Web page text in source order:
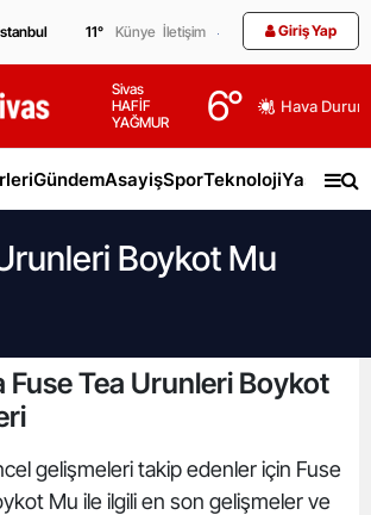
11° Künye İletişim Giriş Yap
Sivas
HAFİF
YAĞMUR
6° Hava
GündemAsayişSporTeknolojiYaşam
Boykot Mu
Fuse Tea Urunleri Boykot
gelişmeleri takip edenler için Fuse
Mu ile ilgili en son gelişmeler ve